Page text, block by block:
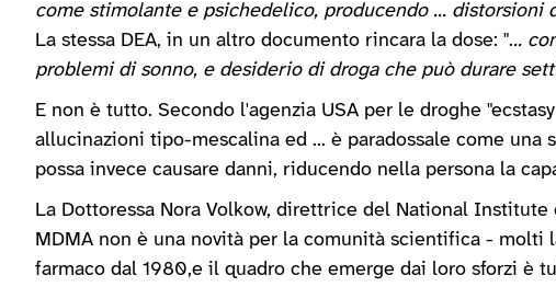
come stimolante e psichedelico, producendo ... distorsioni
La stessa DEA, in un altro documento rincara la dose: "...
problemi di sonno, e desiderio di droga che può durare
E non è tutto. Secondo l'agenzia USA per le droghe
allucinazioni tipo-mescalina ed ... è paradossale come una
possa invece causare danni, riducendo nella persona la
La Dottoressa Nora Volkow, direttrice del National Institute
MDMA non è una novità per la comunità scientifica -
farmaco dal 1980,e il quadro che emerge dai loro sforzi è